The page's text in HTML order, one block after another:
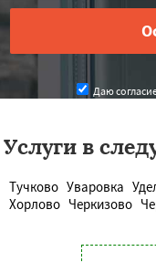
Даю
Услуги в
Тучково Уваровка
Хорлово Черкизово